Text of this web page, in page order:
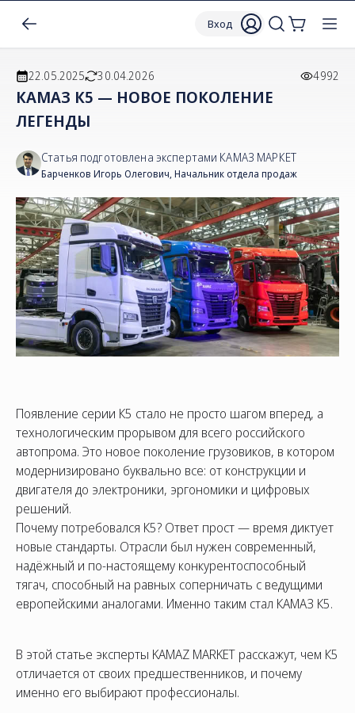
Вход
СОЦ. СЕТИ ТЕЛЕФОН
8 (800) 775-82-84
Звонок бесплатный
22.05.2025 30.04.2026 4992
КАМАЗ К5 — НОВОЕ ПОКОЛЕНИЕ
ЛЕГЕНДЫ
Статья подготовлена экспертами КАМАЗ МАРКЕТ
Барченков Игорь Олегович, Начальник отдела продаж
Появление серии К5 стало не просто шагом вперед, а
технологическим прорывом для всего российского
автопрома. Это новое поколение грузовиков, в котором
модернизировано буквально все: от конструкции и
двигателя до электроники, эргономики и цифровых
решений.
Почему потребовался К5? Ответ прост — время диктует
новые стандарты. Отрасли был нужен современный,
надёжный и по-настоящему конкурентоспособный
тягач, способный на равных соперничать с ведущими
европейскими аналогами. Именно таким стал КАМАЗ К5.
В этой статье эксперты KAMAZ MARKET расскажут, чем К5
отличается от своих предшественников, и почему
именно его выбирают профессионалы.